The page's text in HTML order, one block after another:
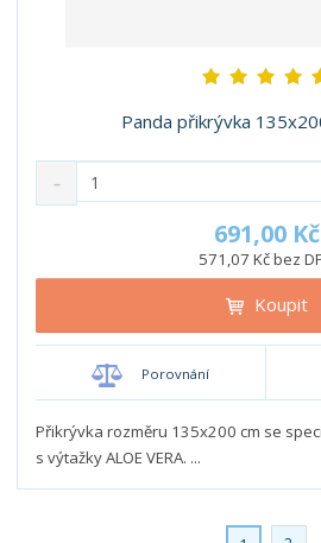
Panda přikrývka
691,00 Kč
571,07 Kč bez
i
p
e
t
S
t
n
s
t
v
í
Koupit
Porovnání
Přikrývka rozměru 135x200 cm se
s výtažky ALOE VERA. ...